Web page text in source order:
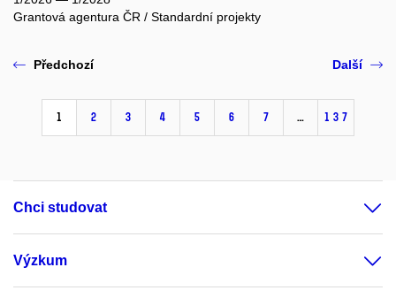
Grantová agentura ČR / Standardní projekty
Předchozí
1 2 3 4 5 6 7 … 137
Další
Chci studovat
Výzkum